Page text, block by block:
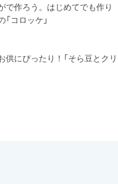
で作ろう。はじめてでも作り
コロッケ」
供にぴったり！「そら豆とクリ